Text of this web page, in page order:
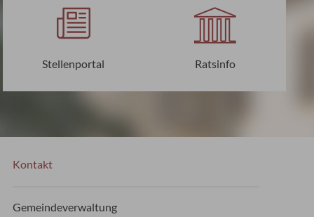
Stellenportal Ratsinfo
Kontakt
Gemeindeverwaltung